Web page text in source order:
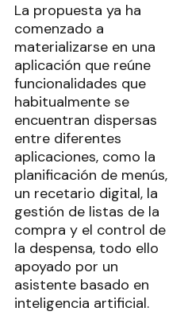
La propuesta ya ha
comenzado a
materializarse en una
aplicación que reúne
funcionalidades que
habitualmente se
encuentran dispersas
entre diferentes
aplicaciones, como la
planificación de menús,
un recetario digital, la
gestión de listas de la
compra y el control de
la despensa, todo ello
apoyado por un
asistente basado en
inteligencia artificial.